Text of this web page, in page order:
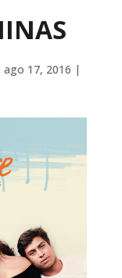
ago 17, 2016 |